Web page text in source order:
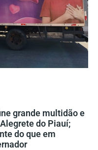
grande multidão e
do Piauí;
do que em